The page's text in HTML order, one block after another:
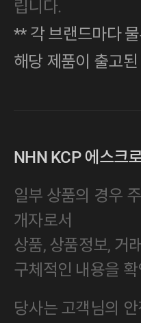
립니다.
** 각 브랜드마다
해당 제품이 출고
NHN KCP 에스크
일부 상품의 경우
개자로서
상품, 상품정보, 거
구체적인 내용을
당사는 고객님의